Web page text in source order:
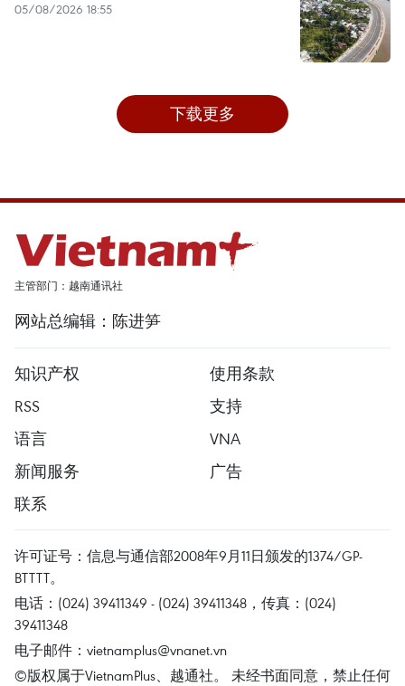
05/08/2026 18:55
下载更多
主管部门：越南通讯社
网站总编辑：陈进笋
知识产权
使用条款
RSS
支持
语言
VNA
新闻服务
广告
联系
许可证号：信息与通信部2008年9月11日颁发的1374/GP-
BTTTT。
电话：(024) 39411349 - (024) 39411348，传真：(024)
39411348
电子邮件： vietnamplus@vnanet.vn
©版权属于VietnamPlus、越通社。 未经书面同意，禁止任何